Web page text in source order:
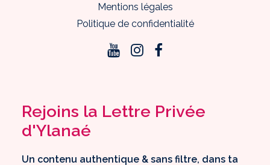
Rejoins la Lettre Privée
d'Ylanaé
Un contenu authentique & sans filtre, dans ta
Mentions légales
Politique de confidentialité